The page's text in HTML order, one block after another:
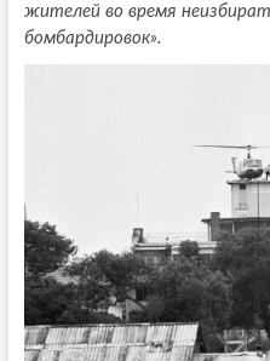
жителей во время
бомбардировок».